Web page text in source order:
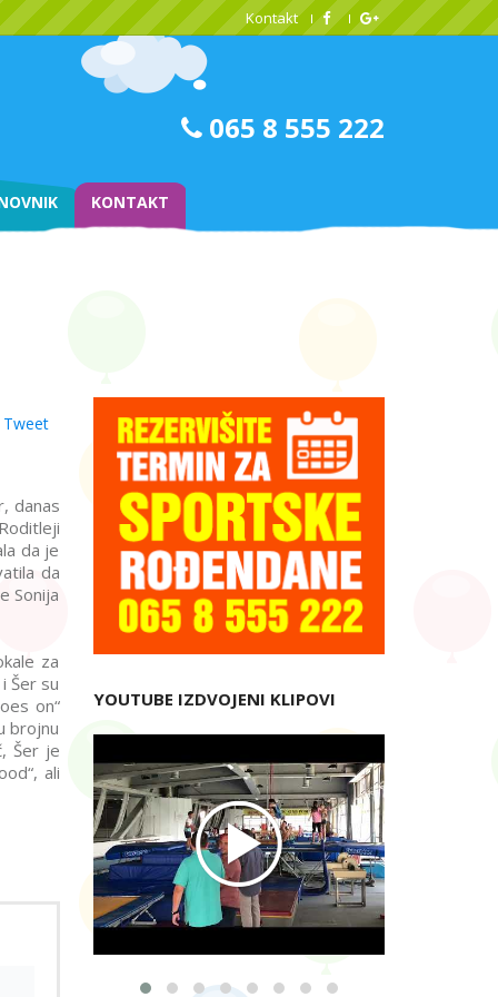
Kontakt
065 8 555 222
KONTAKT
Tweet
danas
da je
da
Sonija
za
Šer su
on“
brojnu
Šer je
ali
YOUTUBE IZDVOJENI KLIPOVI